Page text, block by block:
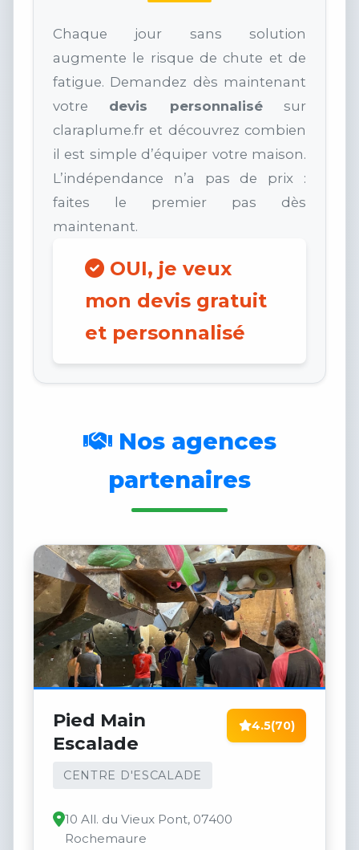
Chaque jour sans solution
augmente le risque de chute et de
fatigue. Demandez dès maintenant
votre devis personnalisésur
claraplume.fr et découvrez combien
il est simple d’équiper votre maison.
L’indépendance n’a pas de prix :
faites le premier pas dès
maintenant.
OUI, je veux
mon devis gratuit
et personnalisé
Nos agences
partenaires
Pied Main
Escalade
CENTRE D'ESCALADE
4.5(70)
10 All. du Vieux Pont, 07400
Rochemaure